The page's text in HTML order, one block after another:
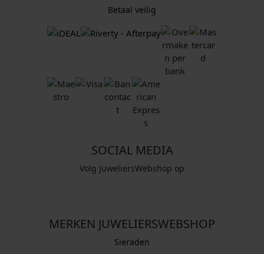
Betaal veilig
SOCIAL MEDIA
Volg JuweliersWebshop op
MERKEN JUWELIERSWEBSHOP
Sieraden